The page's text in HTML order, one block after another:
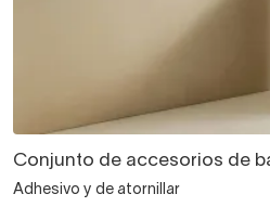
Conjunto de accesorios de
Adhesivo y de atornillar